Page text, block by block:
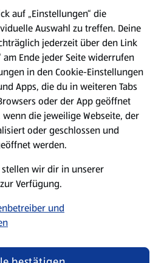
auf „Einstellungen“ die
Auswahl zu treffen. Deine
jederzeit über den Link
am Ende jeder Seite widerrufen
in den Cookie-Einstellungen
Apps, die du in weiteren Tabs
oder der App geöffnet
die jeweilige Webseite, der
oder geschlossen und
werden.
wir dir in unserer
Verfügung.
und